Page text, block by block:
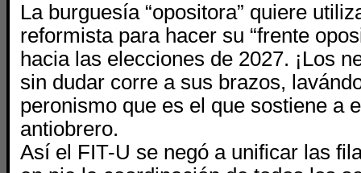
La burguesía “opositora” quiere
reformista para hacer su “frente
hacia las elecciones de 2027. ¡Los
sin dudar corre a sus brazos,
peronismo que es el que sostiene a
antiobrero.
Así el FIT-U se negó a unificar las